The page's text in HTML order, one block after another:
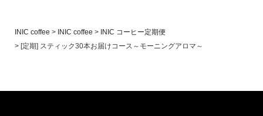
INIC coffee INIC coffee
INIC コーヒー定期便
[定期] スティック30本お届けコース～モーニングアロマ～